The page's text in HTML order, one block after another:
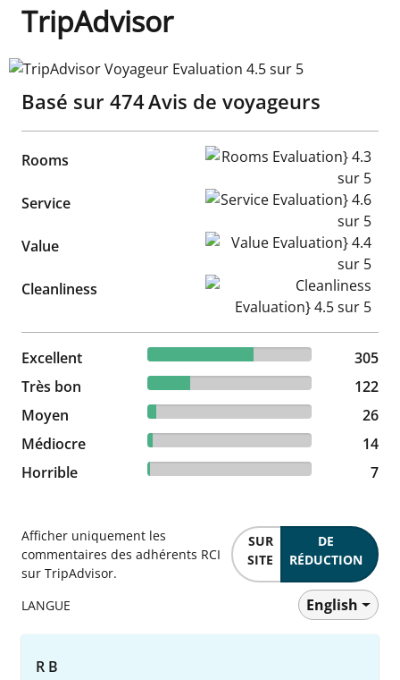
TripAdvisor
TripAdvisor Voyageur Evaluation 4.5 sur 5
Basé sur 474Avis de voyageurs
Rooms Rooms Evaluation} 4.3 sur 5
Service Service Evaluation} 4.6 sur 5
Value Value Evaluation} 4.4 sur 5
Cleanliness Cleanliness Evaluation} 4.5
Excellent 64.35% reviewed Excellent
305 reviews
305
Très bon
25.74% reviewed Très bon
122 reviews
122
Moyen
5.49% reviewed Moyen
26 reviews
26
Médiocre
2.95% reviewed Médiocre
14 reviews
14
Horrible
1.48% reviewed Horrible
7 reviews 7
Afficher uniquement les
commentaires des adhérents RCI
sur TripAdvisor.
SUR
SITE
DE
RÉDUCTION
LANGUE English
R B